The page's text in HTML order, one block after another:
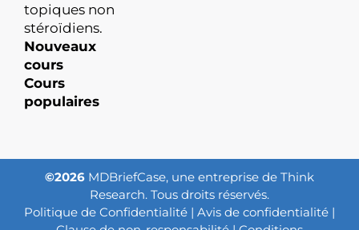
topiques non
stéroïdiens.
Nouveaux
cours
Cours
populaires
©2026 MDBriefCase, une entreprise de Think
Research. Tous droits réservés.
Politique de Confidentialité | Avis de confidentialité |